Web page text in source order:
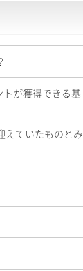
が獲得できる基
えていたものとみ